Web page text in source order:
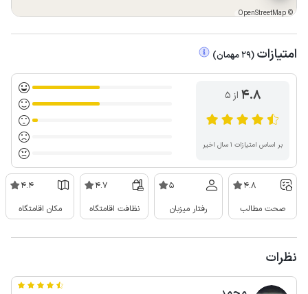
©
OpenStreetMap
امتیازات (
29مهمان)
4.8 از ۵
بر اساس امتیازات ۱ سال اخیر
4.8
صحت مطالب
5
رفتار میزبان
4.7
نظافت اقامتگاه
4.4
مکان اقامتگاه
نظرات